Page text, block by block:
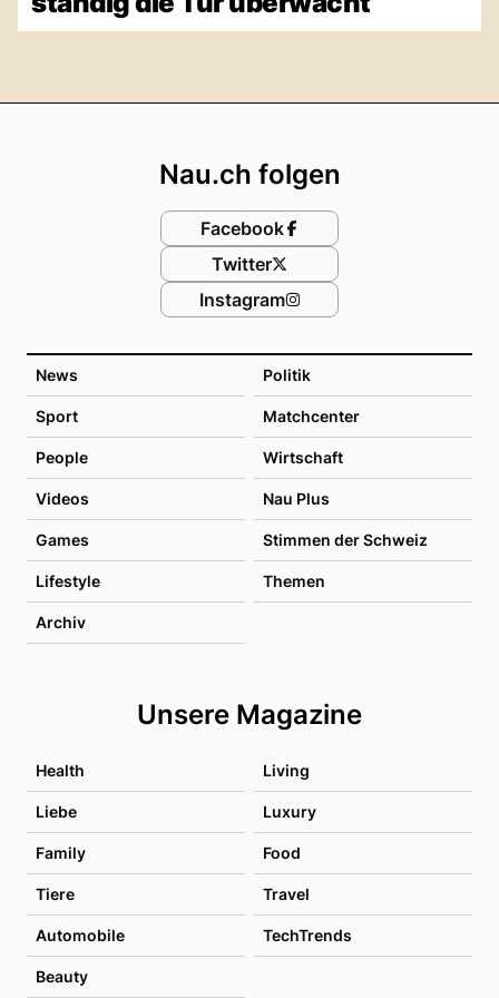
News Politik
Sport Matchcenter
People Wirtschaft
Videos Nau Plus
Games Stimmen der Schweiz
Lifestyle Themen
Archiv
Unsere Magazine
Health Living
Liebe Luxury
Family Food
Tiere Travel
Automobile TechTrends
Beauty
Nau.ch folgen
Facebook
Twitter
Instagram